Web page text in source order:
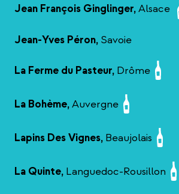
Jean François Ginglinger,Alsace
Jean-Yves Péron, Savoie
La Ferme du Pasteur, Drôme
La Bohème,Auvergne
Lapins Des Vignes, Beaujolais
La Quinte, Languedoc-Rousillon